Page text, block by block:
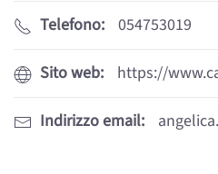
Telefono: 054753019
Sito web: https://
Indirizzo email: